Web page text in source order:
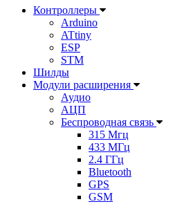
Контроллеры
Arduino
ATtiny
ESP
STM
Шилды
Модули расширения
Аудио
АЦП
Беспроводная связь
315 Мгц
433 МГц
2.4 ГГц
Bluetooth
GPS
GSM